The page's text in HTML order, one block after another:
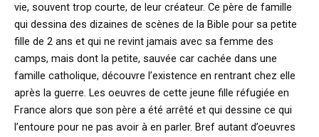
vie, souvent trop courte, de leur créateur. Ce père de famille
qui dessina des dizaines de scènes de la Bible pour sa petite
fille de 2 ans et qui ne revint jamais avec sa femme des
camps, mais dont la petite, sauvée car cachée dans une
famille catholique, découvre l’existence en rentrant chez elle
après la guerre. Les oeuvres de cette jeune fille réfugiée en
France alors que son père a été arrêté et qui dessine ce qui
l’entoure pour ne pas avoir à en parler. Bref autant d’oeuvres